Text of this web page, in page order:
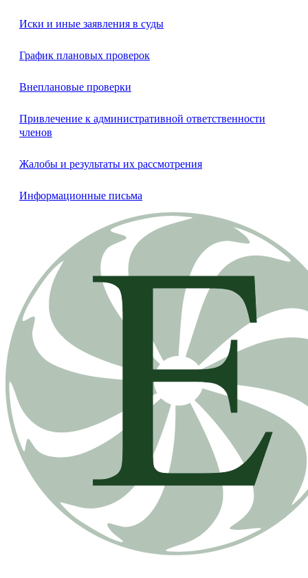
Иски и иные заявления в суды
График плановых проверок
Внеплановые проверки
Привлечение к административной ответственности
членов
Жалобы и результаты их рассмотрения
Информационные письма